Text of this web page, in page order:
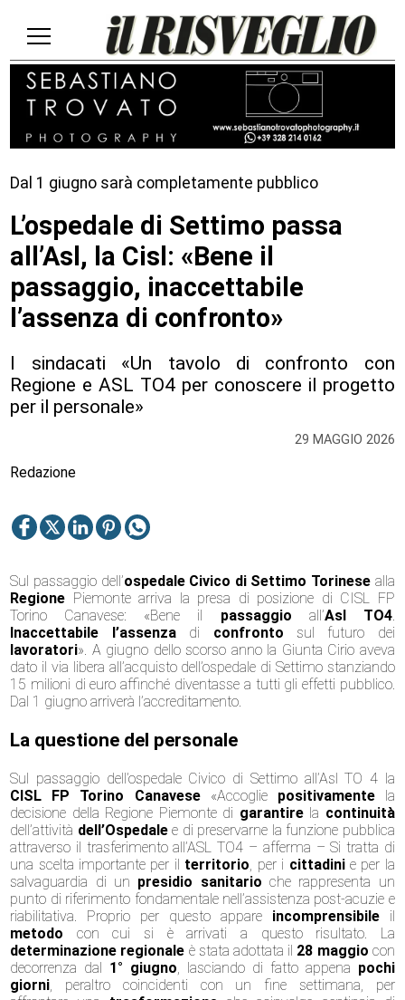
29 MAGGIO 2026
Dal 1 giugno sarà completamente pubblico
L’ospedale di Settimo passa
all’Asl, la Cisl: «Bene il
passaggio, inaccettabile
l’assenza di confronto»
I sindacati «Un tavolo di confronto con
Regione e ASL TO4 per conoscere il progetto
per il personale»
Redazione
Sul passaggio dell’ospedale Civico di Settimo Torinese alla
Regione Piemonte arriva la presa di posizione di CISL FP
Torino Canavese: «Bene il passaggio all’Asl TO4.
Inaccettabile
l’assenzadi confronto sul futuro dei
lavoratori». A giugno dello scorso anno la Giunta Cirio aveva
dato il via libera all’acquisto dell’ospedale di Settimo stanziando
15 milioni di euro affinché diventasse a tutti gli effetti pubblico.
Dal 1 giugno arriverà l’accreditamento.
La questione del personale
Sul passaggio dell’ospedale Civico di Settimo all’Asl TO 4 la
CISL FP Torino Canavese «Accoglie positivamentela
decisione della Regione Piemonte di garantirela continuità
dell’attività dell’Ospedalee di preservarne la funzione pubblica
attraverso il trasferimento all’ASL TO4 – afferma – Si tratta di
una scelta importante per il territorio, per i cittadinie per la
salvaguardia di un presidio sanitario che rappresenta un
punto di riferimento fondamentale nell’assistenza post-acuzie e
riabilitativa. Proprio per questo appare incomprensibileil
metodo con cui si è arrivati a questo risultato. La
determinazione regionale è stata adottata il 28 maggio con
decorrenza dal 1° giugno, lasciando di fatto appena pochi
giorni, peraltro coincidenti con un fine settimana, per